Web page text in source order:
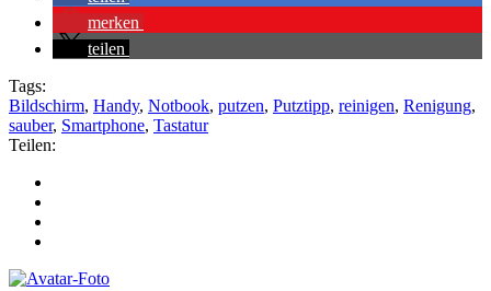
merken
teilen
Tags:
Bildschirm, Handy, Notbook, putzen, Putztipp, reinigen, Renigung,
sauber, Smartphone, Tastatur
Teilen: